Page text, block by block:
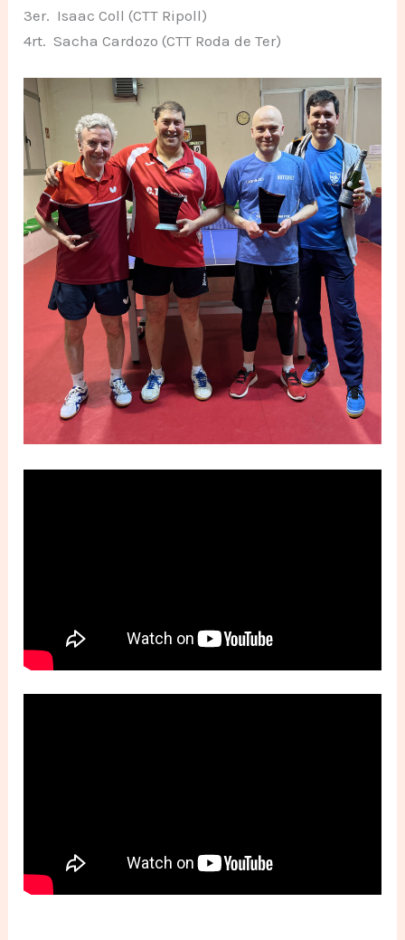
3er. Isaac Coll (CTT Ripoll)
4rt. Sacha Cardozo (CTT Roda de Ter)